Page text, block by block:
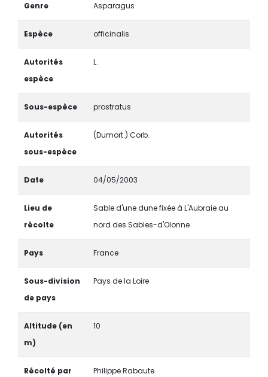
Genre Asparagus
Espèce officinalis
Autorités
espèce
L.
Sous-espèce prostratus
Autorités
sous-espèce
(Dumort.) Corb.
Date 04/05/2003
Lieu de
récolte
Sable d'une dune fixée à L'Aubraie au
nord des Sables-d'Olonne
Pays France
Sous-division
de pays
Pays de la Loire
Altitude (en
m)
10
Récolté par Philippe Rabaute